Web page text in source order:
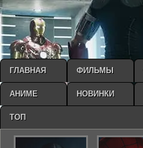
ГЛАВНАЯ ФИЛЬМЫ
АНИМЕ НОВИНКИ
ТОП